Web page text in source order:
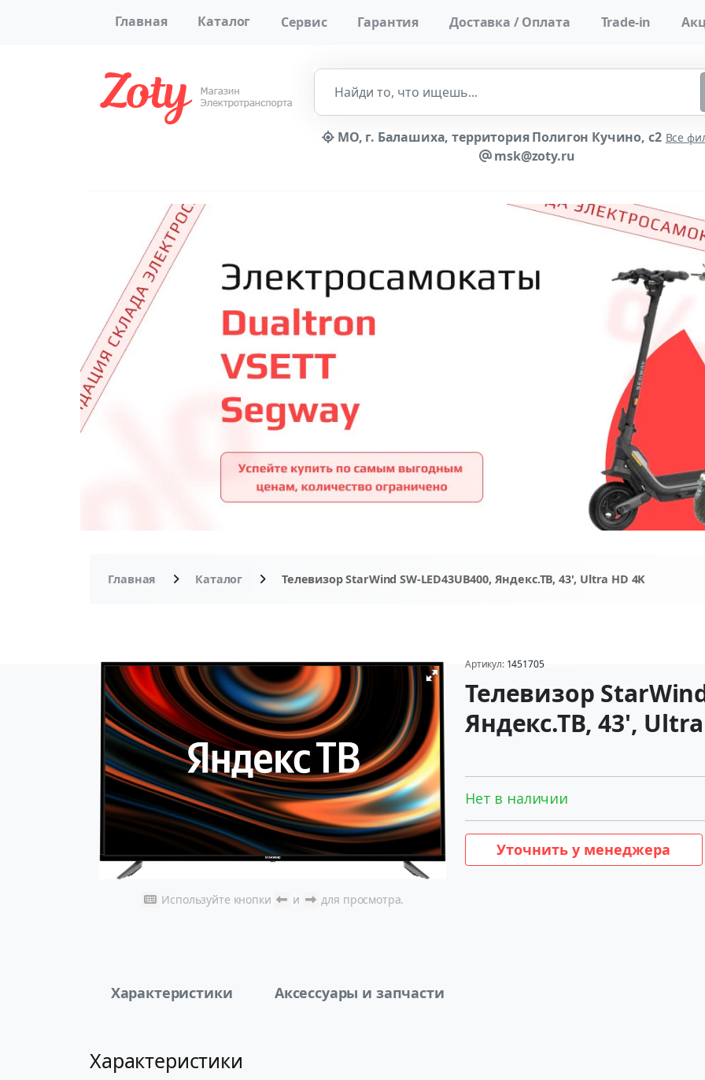
Главная Каталог Сервис Гарантия Доставка / Оплата Trade-in
МО, г. Балашиха, территория Полигон Кучино, с2 Все
msk@zoty.ru
Главная Каталог Телевизор StarWind SW-LED43UB400, Яндекс.ТВ, 43', Ultra HD 4K
Используйте кнопки и для просмотра.
Артикул: 1451705
Телевизор
Яндекс.ТВ, 43',
Нет в наличии
Уточнить у менеджера
Характеристики Аксессуары и запчасти
Характеристики